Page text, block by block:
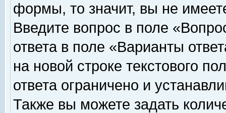
формы, то значит, вы не
Введите вопрос в поле
ответа в поле «Варианты
на новой строке текстового
ответа ограничено и
Также вы можете задать